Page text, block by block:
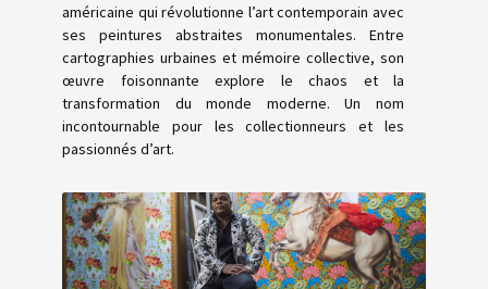
américaine qui révolutionne l’art contemporain avec
ses peintures abstraites monumentales. Entre
cartographies urbaines et mémoire collective, son
œuvre foisonnante explore le chaos et la
transformation du monde moderne. Un nom
incontournable pour les collectionneurs et les
passionnés d’art.